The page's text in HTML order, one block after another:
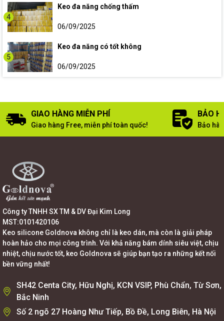
4
Keo đa năng chống thấm
06/09/2025
5
Keo đa năng có tốt không
06/09/2025
GIAO HÀNG MIỄN PHÍ
Giao hàng Free, miễn phí toàn quốc!
BẢO
Bảo
Công ty TNHH SX TM & DV Đại Kim Long
MST:0101420106
Keo silicone Goldnova không chỉ là keo dán, mà còn là giải pháp
hoàn hảo cho mọi công trình. Với khả năng bám dính siêu việt, chịu
nhiệt, chịu nước tốt, keo Goldnova sẽ giúp bạn tạo ra những kết nối
bền vững nhất!
SH42 Centa City, Hữu Nghị, KCN VSIP, Phù Chẩn, Từ Sơn,
Bắc Ninh
Số 2 ngõ 27 Hoàng Như Tiếp, Bồ Đề, Long Biên, Hà Nội